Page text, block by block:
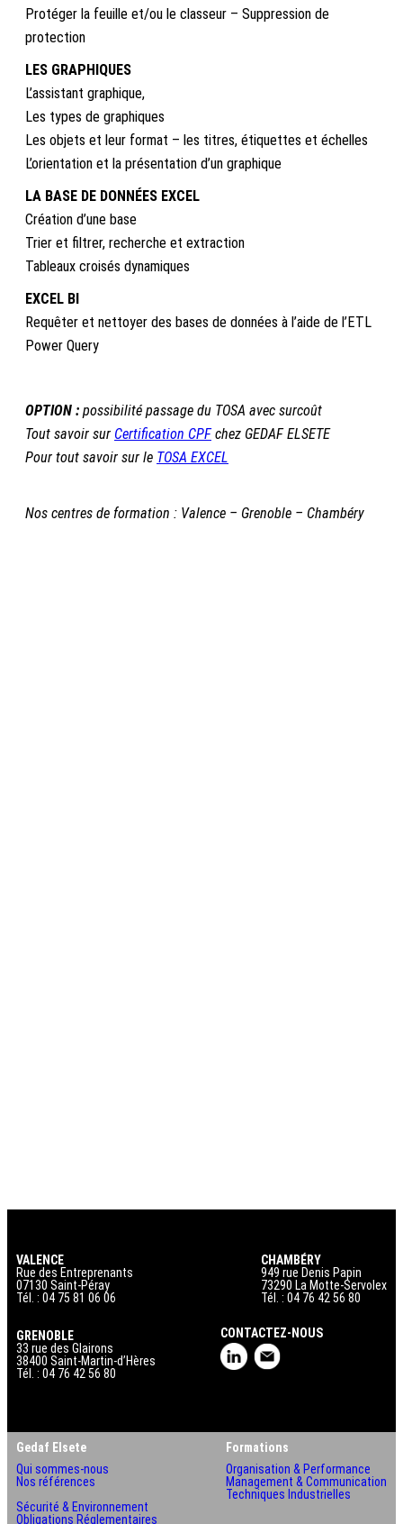
Protéger la feuille et/ou le classeur – Suppression de
protection
LES GRAPHIQUES
L’assistant graphique,
Les types de graphiques
Les objets et leur format – les titres, étiquettes et échelles
L’orientation et la présentation d’un graphique
LA BASE DE DONNÉES EXCEL
Création d’une base
Trier et filtrer, recherche et extraction
Tableaux croisés dynamiques
EXCEL BI
Requêter et nettoyer des bases de données à l’aide de l’ETL
Power Query
OPTION : possibilité passage du TOSA avec surcoût
Tout savoir sur Certification CPFchez GEDAF ELSETE
Pour tout savoir sur le TOSA EXCEL
Nos centres de formation : Valence – Grenoble – Chambéry
VALENCE
Rue des Entreprenants
07130 Saint-Péray
Tél. : 04 75 81 06 06
CHAMBÉRY
949 rue Denis Papin
73290 La Motte-Servolex
Tél. : 04 76 42 56 80
GRENOBLE
33 rue des Glairons
38400 Saint-Martin-d’Hères
Tél. : 04 76 42 56 80
CONTACTEZ-NOUS
Gedaf Elsete
Qui sommes-nous
Nos références
Formations
Organisation & Performance
Management & Communication
Techniques Industrielles
Sécurité & Environnement
Obligations Réglementaires